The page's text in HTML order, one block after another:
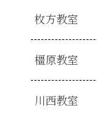
枚方教室
橿原教室
川西教室